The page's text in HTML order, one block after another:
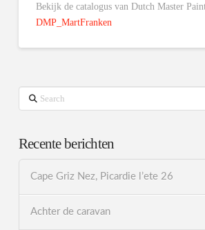
Bekijk de catalogus van Dutch Master
DMP_MartFranken
Search
Recente berichten
Cape Griz Nez, Picardie l’ete 26
Achter de caravan